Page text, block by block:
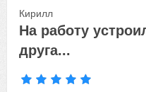
Кирилл
На работу
друга...